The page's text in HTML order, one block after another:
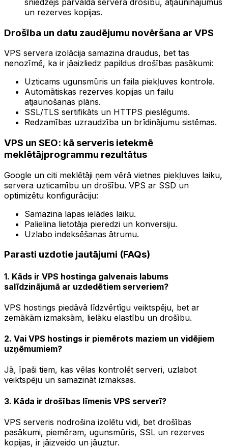
un rezerves kopijas.
Drošība un datu zaudējumu novēršana ar VPS
VPS servera izolācija samazina draudus, bet tas
nenozīmē, ka ir jāaizliedz papildus drošības pasākumi:
Uzticams ugunsmūris un faila piekļuves kontrole.
Automātiskas rezerves kopijas un failu
atjaunošanas plāns.
SSL/TLS sertifikāts un HTTPS pieslēgums.
Redzamības uzraudzība un brīdinājumu sistēmas.
VPS un SEO: kā serveris ietekmē
meklētājprogrammu rezultātus
Google un citi meklētāji ņem vērā vietnes piekļuves laiku,
servera uzticamību un drošību. VPS ar SSD un
optimizētu konfigurāciju:
Samazina lapas ielādes laiku.
Palielina lietotāja pieredzi un konversiju.
Uzlabo indeksēšanas ātrumu.
Parasti uzdotie jautājumi (FAQs)
1. Kāds ir VPS hostinga galvenais labums
salīdzinājumā ar uzdedētiem serveriem?
VPS hostings piedāvā līdzvērtīgu veiktspēju, bet ar
zemākām izmaksām, lielāku elastību un drošību.
2. Vai VPS hostings ir piemērots maziem un vidējiem
uzņēmumiem?
Jā, īpaši tiem, kas vēlas kontrolēt serveri, uzlabot
veiktspēju un samazināt izmaksas.
3. Kāda ir drošības līmenis VPS serverī?
VPS serveris nodrošina izolētu vidi, bet drošības
pasākumi, piemēram, ugunsmūris, SSL un rezerves
kopijas, ir jāizveido un jāuztur.